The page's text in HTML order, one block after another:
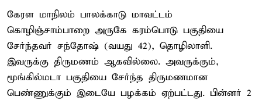
கேரள மாநிலம் பாலக்காடு மாவட்டம்
கொழிஞ்சாம்பாறை அருகே கரம்பொடு பகுதியை
சேர்ந்தவர் சந்தோஷ் (வயது 42), தொழிலாளி.
இவருக்கு திருமணம் ஆகவில்லை. அவருக்கும்,
மூங்கில்மடா பகுதியை சேர்ந்த திருமணமான
பெண்ணுக்கும் இடையே பழக்கம் ஏற்பட்டது. பின்னர் 2